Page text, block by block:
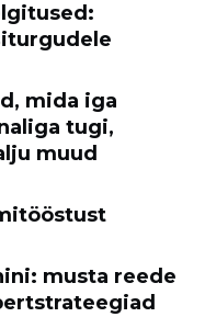
mida iga
tugi,
muud
musta reede